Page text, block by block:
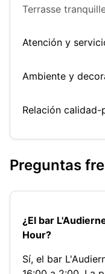
Terrasse
Atención y
Ambiente y
Relación
Preguntas
¿El bar
Hour?
Sí, el bar